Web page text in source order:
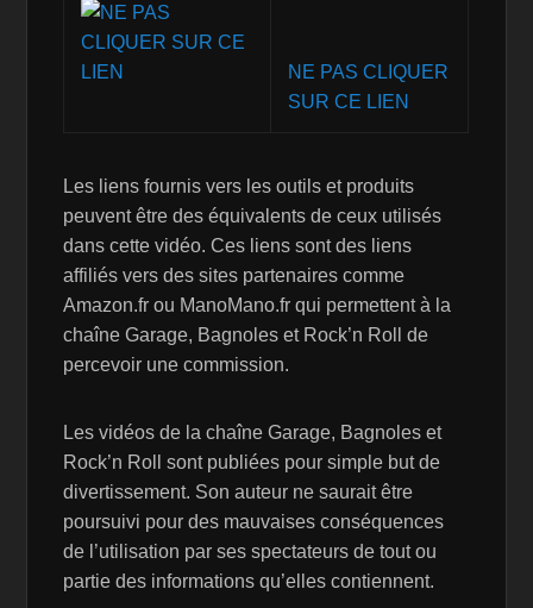
NE PAS CLIQUER
SUR CE LIEN
Les liens fournis vers les outils et produits
peuvent être des équivalents de ceux utilisés
dans cette vidéo. Ces liens sont des liens
affiliés vers des sites partenaires comme
Amazon.fr ou ManoMano.fr qui permettent à la
chaîne Garage, Bagnoles et Rock’n Roll de
percevoir une commission.
Les vidéos de la chaîne Garage, Bagnoles et
Rock’n Roll sont publiées pour simple but de
divertissement. Son auteur ne saurait être
poursuivi pour des mauvaises conséquences
de l’utilisation par ses spectateurs de tout ou
partie des informations qu’elles contiennent.